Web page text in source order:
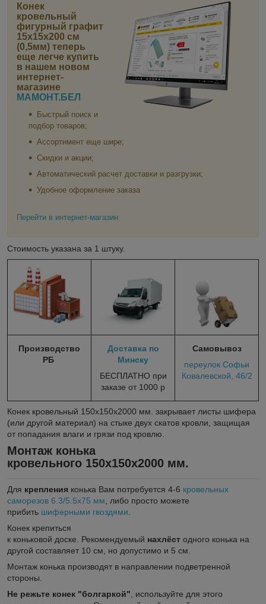
Конек
кровельный
фигурный графит
15х15х200 см
(0,5мм) теперь
еще легче купить
в нашем новом
интернет-
магазине
МАМОНТ.БЕЛ
Быстрый поиск и
подбор товаров;
Ассортимент еще шире;
Скидки и акции;
Автоматический расчет доставки и разгрузки;
Удобное оформление заказа
Перейти в интернет-магазин
Стоимость указана за 1 штуку.
Производство
РБ
Доставка по
Минску
БЕСПЛАТНО при
заказе от 1000 р
Самовывоз
переулок Софьи
Ковалевской, 46/2
Конек кровельный 150х150х2000 мм. закрывает листы шифера
(или другой материал) на стыке двух скатов кровли, защищая
от попадания влаги и грязи под кровлю.
Монтаж конька
кровельного 150х150х2000 мм.
Для крепления конька Вам потребуется 4-6 кровельных
саморезов 6.3/5.5х75 мм, либо просто можете
прибить шиферными гвоздями.
Конек крепиться
к коньковой доске. Рекомендуемый нахлёст одного конька на
другой составляет 10 см, но допустимо и 5 см.
Монтаж конька производят в направлении подветренной
стороны.
Не режьте конек "болгаркой", используйте для этого